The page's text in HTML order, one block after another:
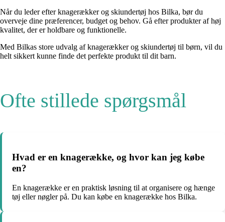
Når du leder efter knagerækker og skiundertøj hos Bilka, bør du
overveje dine præferencer, budget og behov. Gå efter produkter af høj
kvalitet, der er holdbare og funktionelle.
Med Bilkas store udvalg af knagerækker og skiundertøj til børn, vil du
helt sikkert kunne finde det perfekte produkt til dit barn.
Ofte stillede spørgsmål
Hvad er en knagerække, og hvor kan jeg købe
en?
En knagerække er en praktisk løsning til at organisere og hænge
tøj eller nøgler på. Du kan købe en knagerække hos Bilka.